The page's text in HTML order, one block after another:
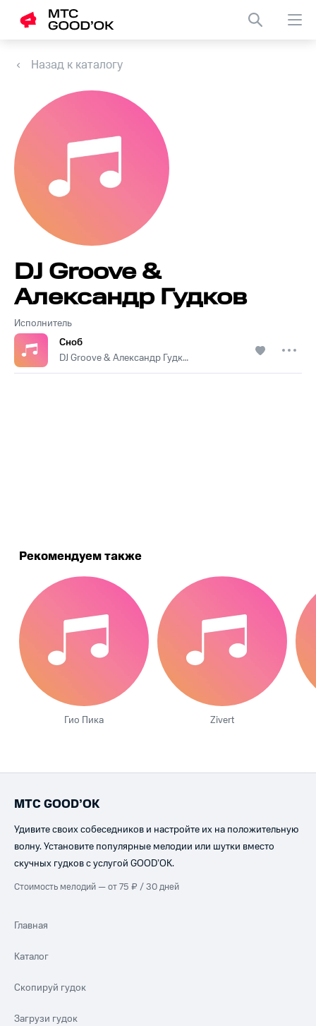
Назад к каталогу
Исполнитель
DJ Groove &
Александр Гудков
Сноб
DJ Groove & Александр Гудков
Рекомендуем также
Гио Пика Zivert
МТС GOOD’OK
Удивите своих собеседников и настройте их на положительную
волну. Установите популярные мелодии или шутки вместо
скучных гудков с услугой GOOD’OK.
Стоимость мелодий — от 75 ₽ / 30 дней
Главная
Каталог
Скопируй гудок
Загрузи гудок